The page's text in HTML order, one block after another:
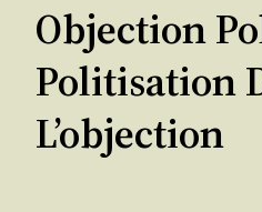
Objection
Politisation
L’objection